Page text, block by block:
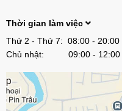
Thời gian làm việc
Thứ 2 - Thứ 7: 08:00 - 20:00
Chủ nhật: 09:00 - 12:00